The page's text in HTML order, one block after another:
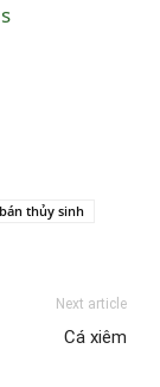
thủy sinh
Next article
Cá xiêm